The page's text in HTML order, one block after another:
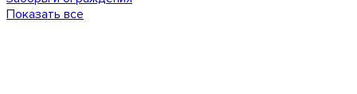
Показать все